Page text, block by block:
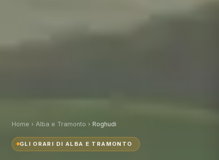
Home › Alba e Tramonto › Roghudi
GLI ORARI DI ALBA E TRAMONTO